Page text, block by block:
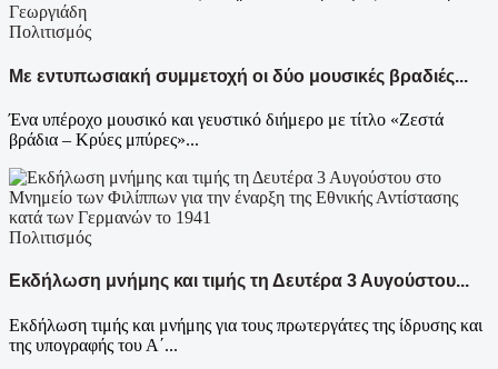
Πολιτισμός
Με εντυπωσιακή συμμετοχή οι δύο μουσικές βραδιές...
Ένα υπέροχο μουσικό και γευστικό διήμερο με τίτλο «Ζεστά
βράδια – Κρύες μπύρες»...
Πολιτισμός
Εκδήλωση μνήμης και τιμής τη Δευτέρα 3 Αυγούστου...
Εκδήλωση τιμής και μνήμης για τους πρωτεργάτες της ίδρυσης και
της υπογραφής του Α΄...